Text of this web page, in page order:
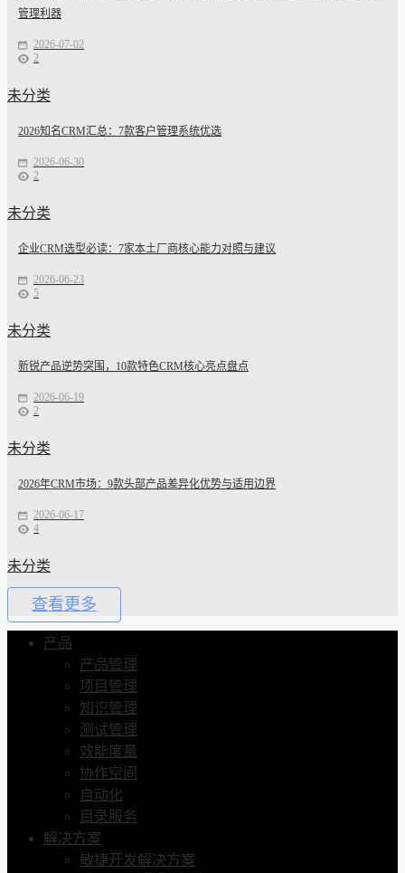
管理利器
2026-07-02
2
未分类
2026知名CRM汇总：7款客户管理系统优选
2026-06-30
2
未分类
企业CRM选型必读：7家本土厂商核心能力对照与建议
2026-06-23
5
未分类
新锐产品逆势突围，10款特色CRM核心亮点盘点
2026-06-19
2
未分类
2026年CRM市场：9款头部产品差异化优势与适用边界
2026-06-17
4
未分类
查看更多
产品
产品管理
项目管理
知识管理
测试管理
效能度量
协作空间
自动化
目录服务
解决方案
敏捷开发解决方案